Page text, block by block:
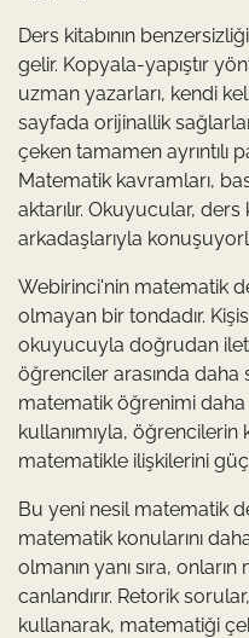
Ders kitabının
gelir. Kopyala-yapıştır
uzman yazarları, kendi
sayfada orijinallik
çeken tamamen ayrıntılı
Matematik kavramları,
aktarılır. Okuyucular,
arkadaşlarıyla
Webirinci'nin matematik
olmayan bir tondadır.
okuyucuyla doğrudan
öğrenciler arasında daha
matematik öğrenimi daha
kullanımıyla, öğrencilerin
matematikle ilişkilerini
Bu yeni nesil matematik
matematik konularını
olmanın yanı sıra,
canlandırır. Retorik
kullanarak, matematiği